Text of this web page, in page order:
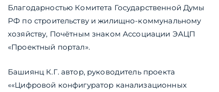
Благодарностью Комитета Государственной Думы
РФ по строительству и жилищно-коммунальному
хозяйству, Почётным знаком Ассоциации ЭАЦП
«Проектный портал».
Башиянц К.Г. автор, руководитель проекта
««Цифровой конфигуратор канализационных